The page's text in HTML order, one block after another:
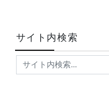
サイト内検索